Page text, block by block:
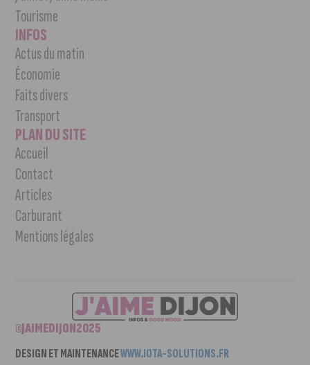
Tourisme
INFOS
Actus du matin
Économie
Faits divers
Transport
PLAN DU SITE
Accueil
Contact
Articles
Carburant
Mentions légales
©JAIMEDIJON2025
DESIGN ET MAINTENANCEWWW.IOTA-SOLUTIONS.FR